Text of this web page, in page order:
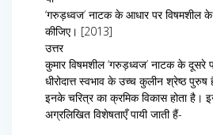
‘गरुड़ध्वज’ नाटक के आधार पर विषमशील के
कीजिए। [2013]
उत्तर
कुमार विषमशील ‘गरुड़ध्वज’ नाटक के दूसरे
धीरोदात्त स्वभाव के उच्च कुलीन श्रेष्ठ
इनके चरित्र का क्रमिक विकास होता है।
अग्रलिखित विशेषताएँ पायी जाती हैं-